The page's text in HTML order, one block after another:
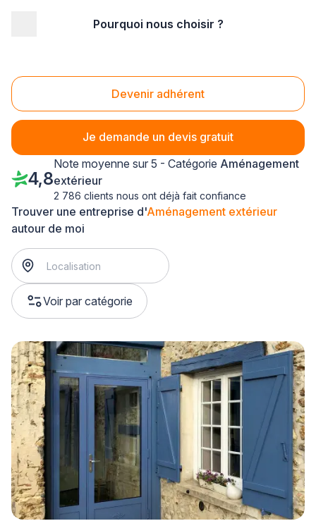
Pourquoi nous choisir ?
Devenir adhérent
Je demande un devis gratuit
Aménagement extérieur Pierres (28130)
Trouver une entreprise d'Aménagement extérieur
autour de moi
Voir par catégorie
4,8
Note moyenne sur 5 - Catégorie Aménagement
extérieur
2 786 clients nous ont déjà fait confiance